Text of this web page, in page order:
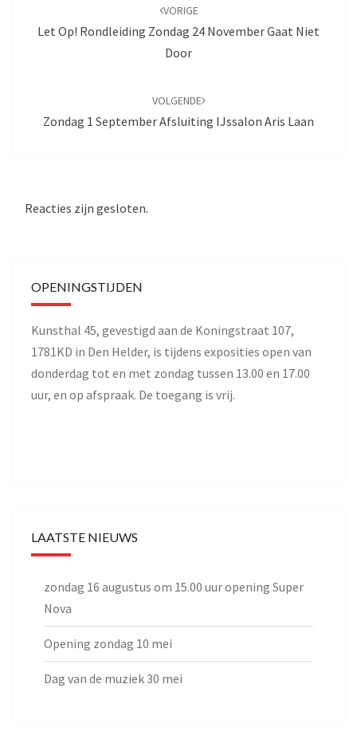
VORIGE
Let Op! Rondleiding Zondag 24 November Gaat Niet
Door
VOLGENDE
Zondag 1 September Afsluiting IJssalon Aris Laan
Reacties zijn gesloten.
OPENINGSTIJDEN
Kunsthal 45, gevestigd aan de Koningstraat 107,
1781KD in Den Helder, is tijdens exposities open van
donderdag tot en met zondag tussen 13.00 en 17.00
uur, en op afspraak. De toegang is vrij.
LAATSTE NIEUWS
zondag 16 augustus om 15.00 uur opening Super
Nova
Opening zondag 10 mei
Dag van de muziek 30 mei